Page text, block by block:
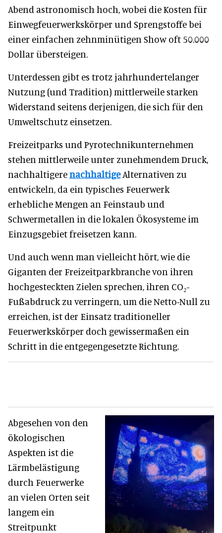
Abend astronomisch hoch, wobei die Kosten für
Einwegfeuerwerkskörper und Sprengstoffe bei
einer einfachen zehnminütigen Show oft 50.000
Dollar übersteigen.
Unterdessen gibt es trotz jahrhundertelanger
Nutzung (und Tradition) mittlerweile starken
Widerstand seitens derjenigen, die sich für den
Umweltschutz einsetzen.
Freizeitparks und Pyrotechnikunternehmen
stehen mittlerweile unter zunehmendem Druck,
nachhaltigerenachhaltigeAlternativen zu
entwickeln, da ein typisches Feuerwerk
erhebliche Mengen an Feinstaub und
Schwermetallen in die lokalen Ökosysteme im
Einzugsgebiet freisetzen kann.
Und auch wenn man vielleicht hört, wie die
Giganten der Freizeitparkbranche von ihren
hochgesteckten Zielen sprechen, ihren CO₂-
Fußabdruck zu verringern, um die Netto-Null zu
erreichen, ist der Einsatz traditioneller
Feuerwerkskörper doch gewissermaßen ein
Schritt in die entgegengesetzte Richtung.
Abgesehen von den
ökologischen
Aspekten ist die
Lärmbelästigung
durch Feuerwerke
an vielen Orten seit
langem ein
Streitpunkt